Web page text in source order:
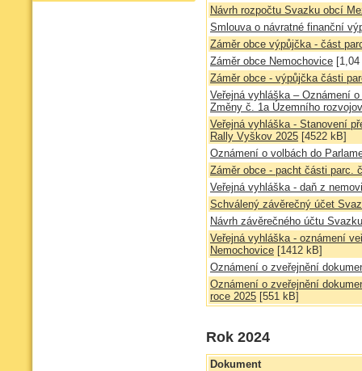
Návrh rozpočtu Svazku obcí
Smlouva o návratné finanční
Záměr obce výpůjčka - část
Záměr obce Nemochovice
Záměr obce - výpůjčka části
Veřejná vyhláška – Oznámení
Změny č. 1a Územního
Veřejná vyhláška - Stanovení
Rally Vyškov 2025 [4522 kB]
Oznámení o volbách do
Záměr obce - pacht části parc.
Veřejná vyhláška - daň z
Schválený závěrečný účet
Návrh závěrečného účtu
Veřejná vyhláška - oznámení
Nemochovice [1412 kB]
Oznámení o zveřejnění
Oznámení o zveřejnění
roce 2025 [551 kB]
Rok 2024
Dokument